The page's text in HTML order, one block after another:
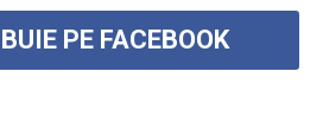
PE FACEBOOK